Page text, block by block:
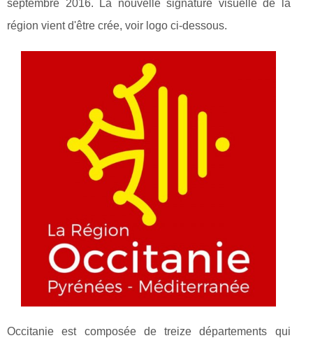
septembre 2016. La nouvelle signature visuelle de la
région vient d'être crée, voir logo ci-dessous.
Occitanie est composée de treize départements qui